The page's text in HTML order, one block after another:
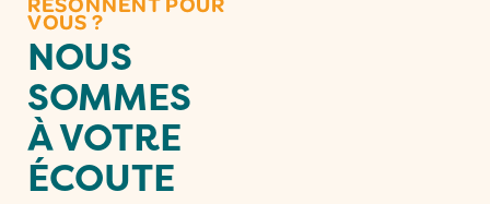
VOUS ?
NOUS
SOMMES
À VOTRE
ÉCOUTE